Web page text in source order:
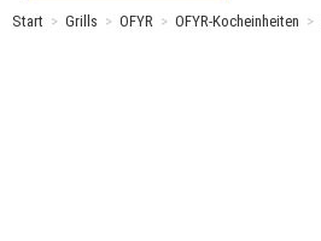
Start > Grills > OFYR > OFYR-Kocheinheiten >